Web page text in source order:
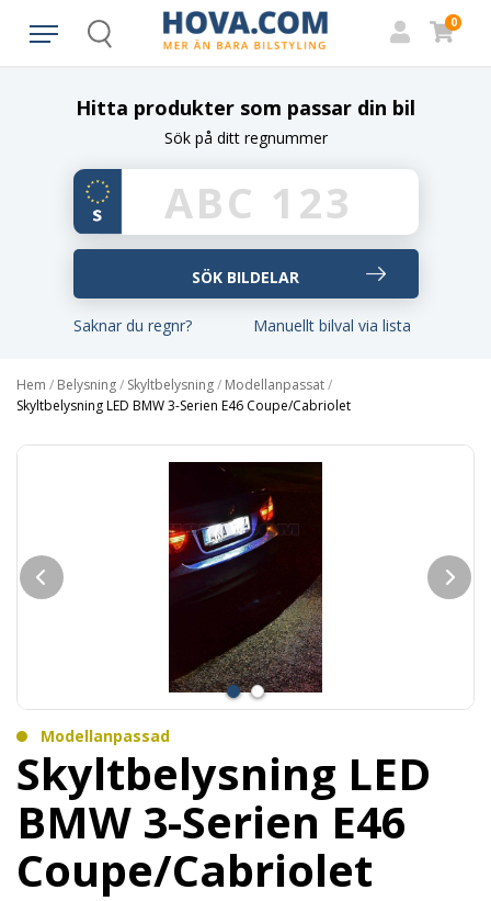
Search
0
Hitta produkter som passar din bil
Sök på ditt regnummer
Saknar du regnr? Manuellt bilval via lista
Hem / Belysning/ Skyltbelysning/ Modellanpassat/
Skyltbelysning LED BMW 3-Serien E46 Coupe/Cabriolet
Modellanpassad
Skyltbelysning LED
BMW 3-Serien E46
Coupe/Cabriolet